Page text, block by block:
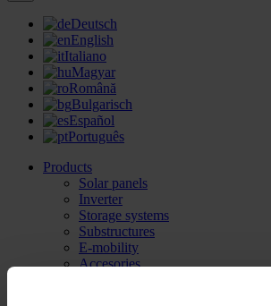
Deutsch
English
Italiano
Magyar
Română
Bulgarisch
Español
Português
Products
Solar panels
Inverter
Storage systems
Substructures
E-mobility
Accesories